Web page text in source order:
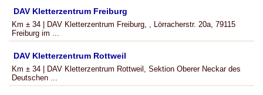
DAV Kletterzentrum Freiburg
Km ± 34 | DAV Kletterzentrum Freiburg, , Lörracherstr. 20a, 79115
Freiburg im ...
DAV Kletterzentrum Rottweil
Km ± 34 | DAV Kletterzentrum Rottweil, Sektion Oberer Neckar des
Deutschen ...